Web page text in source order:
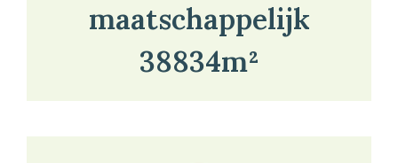
maatschappelijk
38834m²